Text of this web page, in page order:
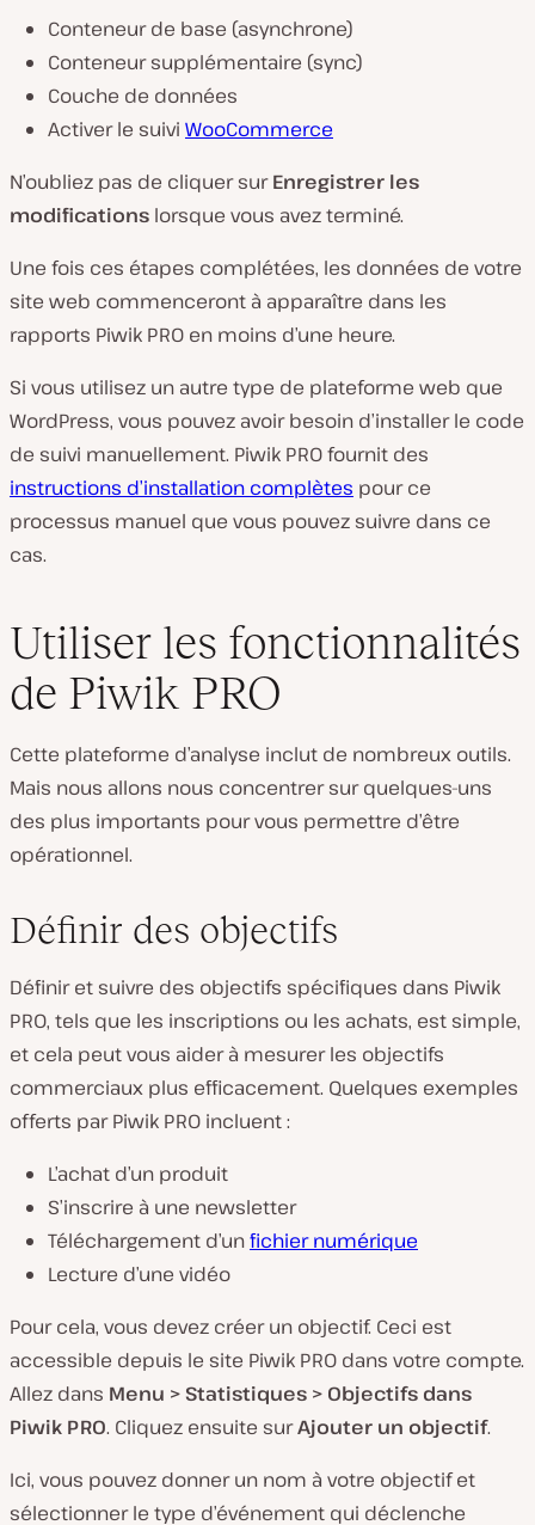
Conteneur de base (asynchrone)
Conteneur supplémentaire (sync)
Couche de données
Activer le suivi WooCommerce
N’oubliez pas de cliquer surEnregistrer les
modifications lorsque vous avez terminé.
Une fois ces étapes complétées, les données de votre
site web commenceront à apparaître dans les
rapports Piwik PRO en moins d’une heure.
Si vous utilisez un autre type de plateforme web que
WordPress, vous pouvez avoir besoin d’installer le code
de suivi manuellement. Piwik PRO fournit des
instructions d’installation complètes pour ce
processus manuel que vous pouvez suivre dans ce
cas.
Utiliser les fonctionnalités
de Piwik PRO
Cette plateforme d’analyse inclut de nombreux outils.
Mais nous allons nous concentrer sur quelques-uns
des plus importants pour vous permettre d’être
opérationnel.
Définir des objectifs
Définir et suivre des objectifs spécifiques dans Piwik
PRO, tels que les inscriptions ou les achats, est simple,
et cela peut vous aider à mesurer les objectifs
commerciaux plus efficacement. Quelques exemples
offerts par Piwik PRO incluent :
L’achat d’un produit
S’inscrire à une newsletter
Téléchargement d’unfichier numérique
Lecture d’une vidéo
Pour cela, vous devez créer un objectif. Ceci est
accessible depuis le site Piwik PRO dans votre compte.
Allez dans Menu > Statistiques > Objectifs dans
Piwik PRO. Cliquez ensuite surAjouter un objectif.
Ici, vous pouvez donner un nom à votre objectif et
sélectionner le type d’événement qui déclenche